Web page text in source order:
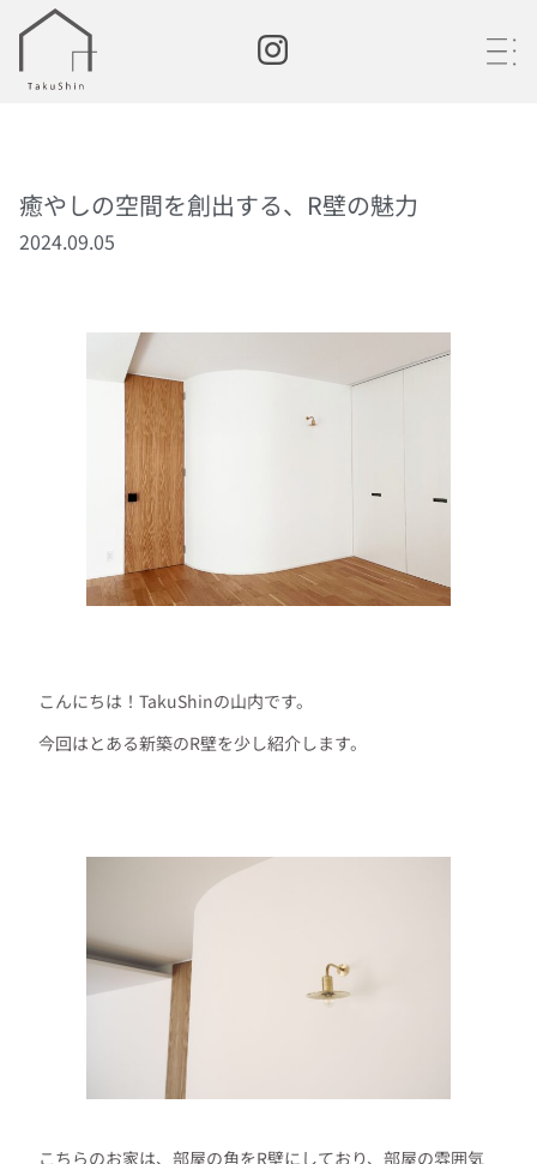
・
・
・
癒やしの空間を創出する、R壁の魅力
2024.09.05
こんにちは！TakuShinの山内です。
今回はとある新築のR壁を少し紹介します。
こちらのお家は、部屋の角をR壁にしており、部屋の雰囲気